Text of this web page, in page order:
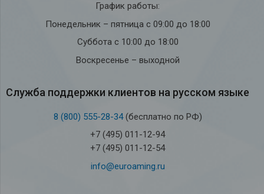
График работы:
Понедельник – пятница с 09:00 до 18:00
Суббота с 10:00 до 18:00
Воскресенье – выходной
Служба под­держки кли­ен­тов на рус­ском языке
8 (800) 555-28-34(бесплатно по РФ)
+7 (495) 011-12-94
+7 (495) 011-12-54
info@euroaming.ru